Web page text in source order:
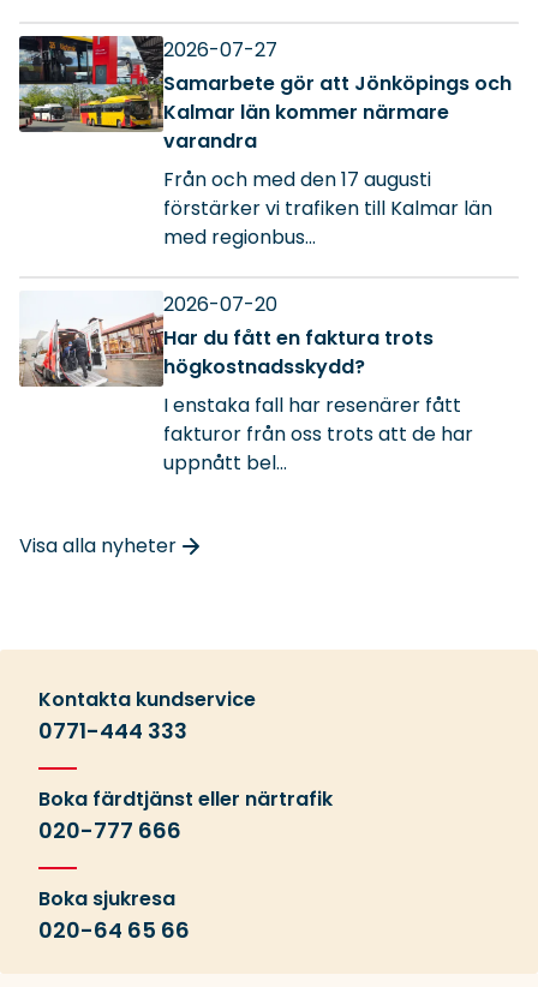
2026-07-27
Samarbete gör att Jönköpings och
Kalmar län kommer närmare
varandra
Från och med den 17 augusti
förstärker vi trafiken till Kalmar län
med regionbus...
2026-07-20
Har du fått en faktura trots
högkostnadsskydd?
I enstaka fall har resenärer fått
fakturor från oss trots att de har
uppnått bel...
Visa alla nyheter
Kontakta kundservice
0771-444 333
Boka färdtjänst eller närtrafik
020-777 666
Boka sjukresa
020-64 65 66